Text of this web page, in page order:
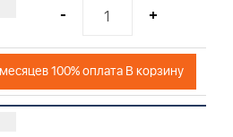
- +
100% оплата В корзину